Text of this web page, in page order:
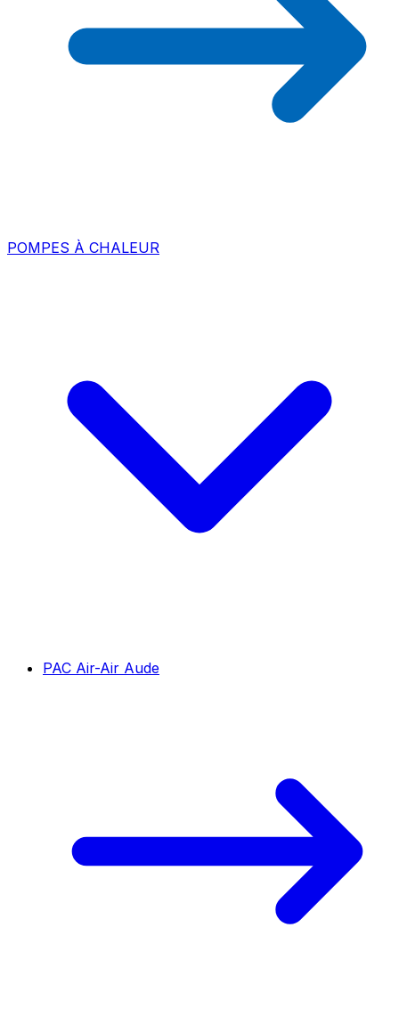
POMPES À CHALEUR
PAC Air-Air Aude